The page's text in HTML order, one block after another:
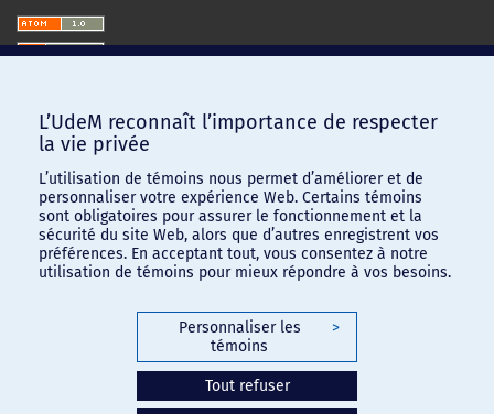
-Conditions d'utilisation
Paramètres des témoins
L’UdeM reconnaît l’importance de respecter
la vie privée
L’utilisation de témoins nous permet d’améliorer et de
personnaliser votre expérience Web. Certains témoins
sont obligatoires pour assurer le fonctionnement et la
sécurité du site Web, alors que d’autres enregistrent vos
préférences. En acceptant tout, vous consentez à notre
utilisation de témoins pour mieux répondre à vos besoins.
Personnaliser les
témoins
>
Tout refuser